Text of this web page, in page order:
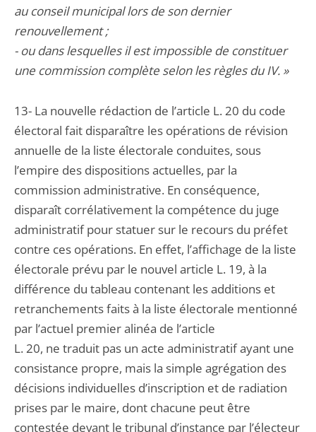
au conseil municipal lors de son dernier
renouvellement ;
- ou dans lesquelles il est impossible de constituer
une commission complète selon les règles du IV. »
13- La nouvelle rédaction de l’article L. 20 du code
électoral fait disparaître les opérations de révision
annuelle de la liste électorale conduites, sous
l’empire des dispositions actuelles, par la
commission administrative. En conséquence,
disparaît corrélativement la compétence du juge
administratif pour statuer sur le recours du préfet
contre ces opérations. En effet, l’affichage de la liste
électorale prévu par le nouvel article L. 19, à la
différence du tableau contenant les additions et
retranchements faits à la liste électorale mentionné
par l’actuel premier alinéa de l’article
L. 20, ne traduit pas un acte administratif ayant une
consistance propre, mais la simple agrégation des
décisions individuelles d’inscription et de radiation
prises par le maire, dont chacune peut être
contestée devant le tribunal d’instance par l’électeur